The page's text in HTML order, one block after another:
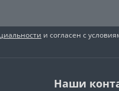
и согласен с
Наши